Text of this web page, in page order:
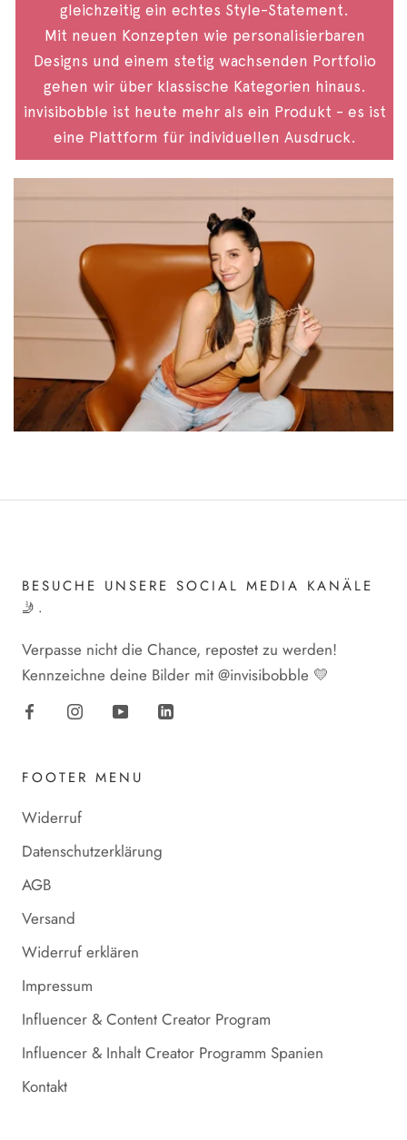
gleichzeitig ein echtes Style-Statement.
Mit neuen Konzepten wie personalisierbaren
Designs und einem stetig wachsenden Portfolio
gehen wir über klassische Kategorien hinaus.
invisibobble ist heute mehr als ein Produkt - es ist
eine Plattform für individuellen Ausdruck.
BESUCHE UNSERE SOCIAL MEDIA KANÄLE
🤳.
Verpasse nicht die Chance, repostet zu werden!
Kennzeichne deine Bilder mit @invisibobble 💛
FOOTER MENU
Widerruf
Datenschutzerklärung
AGB
Versand
Widerruf erklären
Impressum
Influencer & Content Creator Program
Influencer & Inhalt Creator Programm Spanien
Kontakt